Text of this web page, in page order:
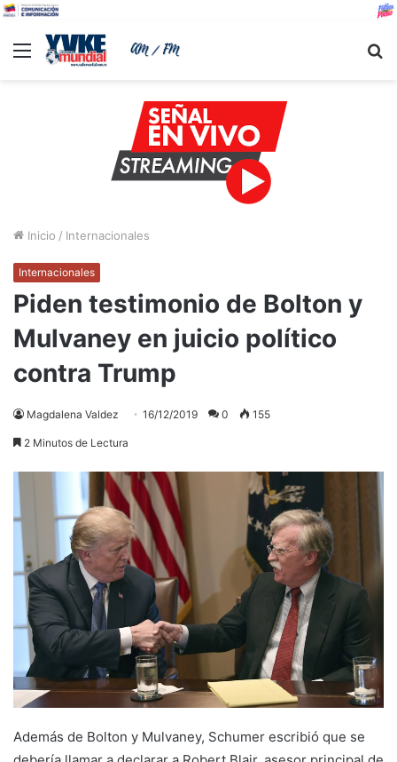
Menu
Inicio / Internacionales
Internacionales
Piden testimonio de Bolton y
Mulvaney en juicio político
contra Trump
Magdalena Valdez 16/12/2019 0 155
2 Minutos de Lectura
Además de Bolton y Mulvaney, Schumer escribió que se